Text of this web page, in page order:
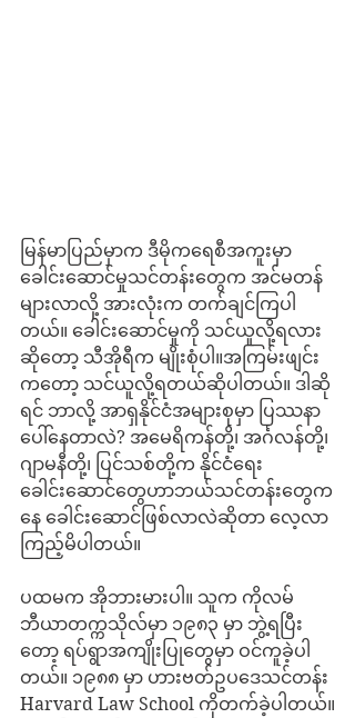
မြန်မာပြည်မှာက ဒီမိုကရေစီအကူးမှာ
ခေါင်းဆောင်မှုသင်တန်းတွေက အင်မတန်
များလာလို့ အားလုံးက တက်ချင်ကြပါ
တယ်။ ခေါင်းဆောင်မှုကို သင်ယူလို့ရလား
ဆိုတော့ သီအိုရီက မျိုးစုံပါ။အကြမ်းဖျင်း
ကတော့ သင်ယူလို့ရတယ်ဆိုပါတယ်။ ဒါဆို
ရင် ဘာလို့ အာရှနိုင်ငံအများစုမှာ ပြဿနာ
ပေါ်နေတာလဲ? အမေရိကန်တို့၊ အင်္ဂလန်တို့၊
ဂျာမနီတို့၊ ပြင်သစ်တို့က နိုင်ငံရေး
ခေါင်းဆောင်တွေဟာဘယ်သင်တန်းတွေက
နေ ခေါင်းဆောင်ဖြစ်လာလဲဆိုတာ လေ့လာ
ကြည့်မိပါတယ်။
ပထမက အိုဘားမားပါ။ သူက ကိုလမ်
ဘီယာတက္ကသိုလ်မှာ ၁၉၈၃ မှာ ဘွဲ့ရပြီး
တော့ ရပ်ရွာအကျိုးပြုတွေမှာ ဝင်ကူခဲ့ပါ
တယ်။ ၁၉၈၈ မှာ ဟားဗတ်ဥပဒေသင်တန်း
Harvard Law School ကိုတက်ခဲ့ပါတယ်။